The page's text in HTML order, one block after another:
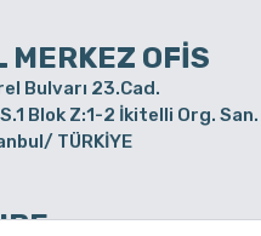
MERKEZ OFİS
Bulvarı 23.Cad.
Blok Z:1-2 İkitelli Org. San.
TÜRKİYE